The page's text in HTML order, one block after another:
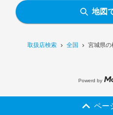
取扱店検索 全国 宮城県
地図
Powerd by
ペー